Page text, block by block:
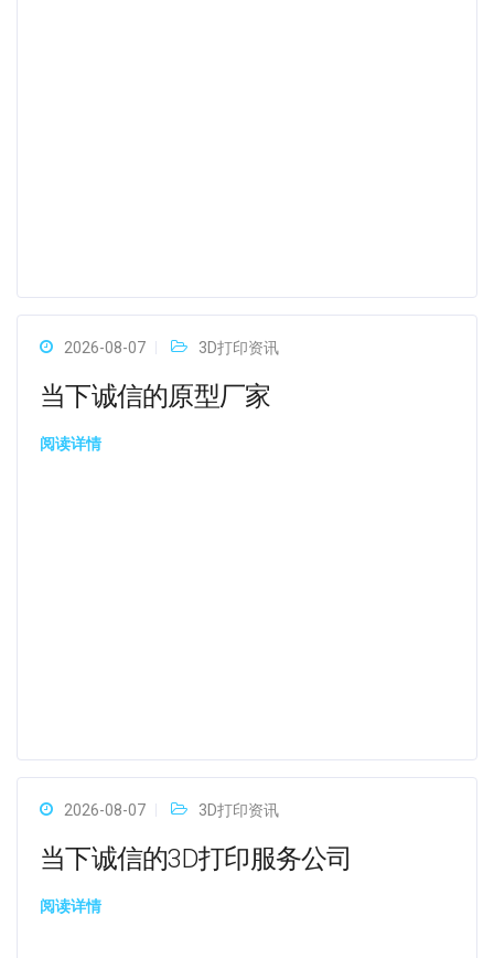
2026-08-07 3D打印资讯
当下诚信的原型厂家
阅读详情
2026-08-07 3D打印资讯
当下诚信的3D打印服务公司
阅读详情